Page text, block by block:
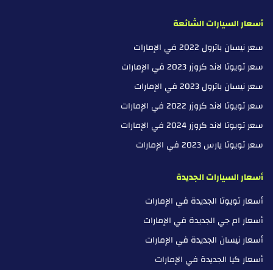
أسعار السيارات الشائعة
سعر نيسان باترول 2022 في الإمارات
سعر تويوتا لاند كروزر 2023 في الإمارات
سعر نيسان باترول 2023 في الإمارات
سعر تويوتا لاند كروزر 2022 في الإمارات
سعر تويوتا لاند كروزر 2024 في الإمارات
سعر تويوتا يارس 2023 في الإمارات
أسعار السيارات الجديدة
أسعار تويوتا الجديدة في الإمارات
أسعار ام جي الجديدة في الإمارات
أسعار نيسان الجديدة في الإمارات
أسعار كيا الجديدة في الإمارات